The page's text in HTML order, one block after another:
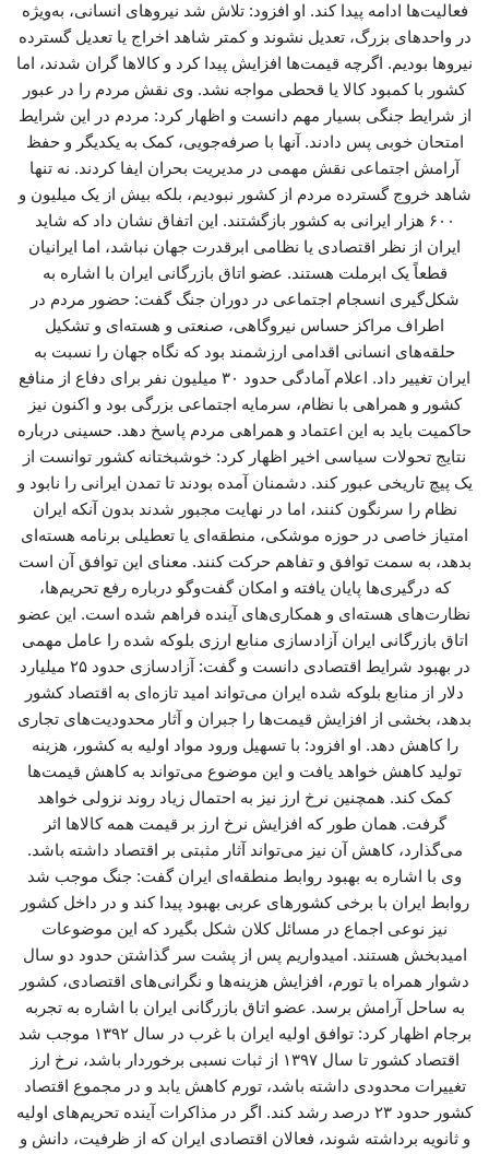
فعالیت‌ها ادامه پیدا کند. او افزود: تلاش شد نیروهای انسانی، به‌ویژه
در واحدهای بزرگ، تعدیل نشوند و کمتر شاهد اخراج یا تعدیل گسترده
نیروها بودیم. اگرچه قیمت‌ها افزایش پیدا کرد و کالاها گران شدند، اما
کشور با کمبود کالا یا قحطی مواجه نشد. وی نقش مردم را در عبور
از شرایط جنگی بسیار مهم دانست و اظهار کرد: مردم در این شرایط
امتحان خوبی پس دادند. آنها با صرفه‌جویی، کمک به یکدیگر و حفظ
آرامش اجتماعی نقش مهمی در مدیریت بحران ایفا کردند. نه تنها
شاهد خروج گسترده مردم از کشور نبودیم، بلکه بیش از یک میلیون و
۶۰۰ هزار ایرانی به کشور بازگشتند. این اتفاق نشان داد که شاید
ایران از نظر اقتصادی یا نظامی ابرقدرت جهان نباشد، اما ایرانیان
قطعاً یک ابرملت هستند. عضو اتاق بازرگانی ایران با اشاره به
شکل‌گیری انسجام اجتماعی در دوران جنگ گفت: حضور مردم در
اطراف مراکز حساس نیروگاهی، صنعتی و هسته‌ای و تشکیل
حلقه‌های انسانی اقدامی ارزشمند بود که نگاه جهان را نسبت به
ایران تغییر داد. اعلام آمادگی حدود ۳۰ میلیون نفر برای دفاع از منافع
کشور و همراهی با نظام، سرمایه اجتماعی بزرگی بود و اکنون نیز
حاکمیت باید به این اعتماد و همراهی مردم پاسخ دهد. حسینی درباره
نتایج تحولات سیاسی اخیر اظهار کرد: خوشبختانه کشور توانست از
یک پیچ تاریخی عبور کند. دشمنان آمده بودند تا تمدن ایرانی را نابود و
نظام را سرنگون کنند، اما در نهایت مجبور شدند بدون آنکه ایران
امتیاز خاصی در حوزه موشکی، منطقه‌ای یا تعطیلی برنامه هسته‌ای
بدهد، به سمت توافق و تفاهم حرکت کنند. معنای این توافق آن است
که درگیری‌ها پایان یافته و امکان گفت‌وگو درباره رفع تحریم‌ها،
نظارت‌های هسته‌ای و همکاری‌های آینده فراهم شده است. این عضو
اتاق بازرگانی ایران آزادسازی منابع ارزی بلوکه شده را عامل مهمی
در بهبود شرایط اقتصادی دانست و گفت: آزادسازی حدود ۲۵ میلیارد
دلار از منابع بلوکه شده ایران می‌تواند امید تازه‌ای به اقتصاد کشور
بدهد، بخشی از افزایش قیمت‌ها را جبران و آثار محدودیت‌های تجاری
را کاهش دهد. او افزود: با تسهیل ورود مواد اولیه به کشور، هزینه
تولید کاهش خواهد یافت و این موضوع می‌تواند به کاهش قیمت‌ها
کمک کند. همچنین نرخ ارز نیز به احتمال زیاد روند نزولی خواهد
گرفت. همان طور که افزایش نرخ ارز بر قیمت همه کالاها اثر
می‌گذارد، کاهش آن نیز می‌تواند آثار مثبتی بر اقتصاد داشته باشد.
وی با اشاره به بهبود روابط منطقه‌ای ایران گفت: جنگ موجب شد
روابط ایران با برخی کشورهای عربی بهبود پیدا کند و در داخل کشور
نیز نوعی اجماع در مسائل کلان شکل بگیرد که این موضوعات
امیدبخش هستند. امیدواریم پس از پشت سر گذاشتن حدود دو سال
دشوار همراه با تورم، افزایش هزینه‌ها و نگرانی‌های اقتصادی، کشور
به ساحل آرامش برسد. عضو اتاق بازرگانی ایران با اشاره به تجربه
برجام اظهار کرد: توافق اولیه ایران با غرب در سال ۱۳۹۲ موجب شد
اقتصاد کشور تا سال ۱۳۹۷ از ثبات نسبی برخوردار باشد، نرخ ارز
تغییرات محدودی داشته باشد، تورم کاهش یابد و در مجموع اقتصاد
کشور حدود ۲۳ درصد رشد کند. اگر در مذاکرات آینده تحریم‌های اولیه
و ثانویه برداشته شوند، فعالان اقتصادی ایران که از ظرفیت، دانش و